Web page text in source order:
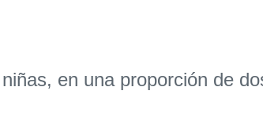
en una proporción de